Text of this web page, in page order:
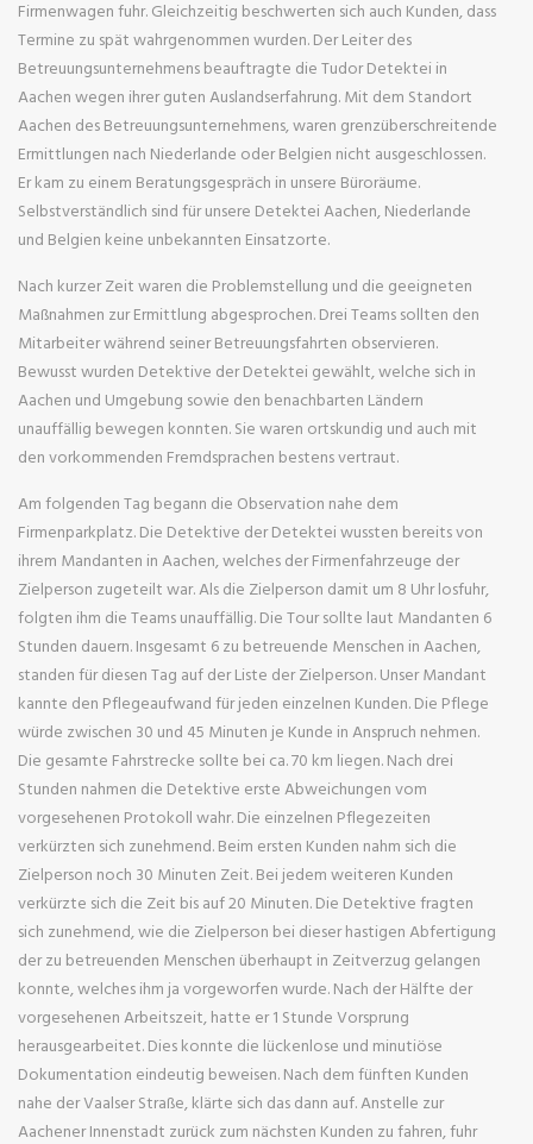
Firmenwagen fuhr. Gleichzeitig beschwerten sich auch Kunden, dass
Termine zu spät wahrgenommen wurden. Der Leiter des
Betreuungsunternehmens beauftragte die Tudor Detektei in
Aachen wegen ihrer guten Auslandserfahrung. Mit dem Standort
Aachen des Betreuungsunternehmens, waren grenzüberschreitende
Ermittlungen nach Niederlande oder Belgien nicht ausgeschlossen.
Er kam zu einem Beratungsgespräch in unsere Büroräume.
Selbstverständlich sind für unsere Detektei Aachen, Niederlande
und Belgien keine unbekannten Einsatzorte.
Nach kurzer Zeit waren die Problemstellung und die geeigneten
Maßnahmen zur Ermittlung abgesprochen. Drei Teams sollten den
Mitarbeiter während seiner Betreuungsfahrten observieren.
Bewusst wurden Detektive der Detektei gewählt, welche sich in
Aachen und Umgebung sowie den benachbarten Ländern
unauffällig bewegen konnten. Sie waren ortskundig und auch mit
den vorkommenden Fremdsprachen bestens vertraut.
Am folgenden Tag begann die Observation nahe dem
Firmenparkplatz. Die Detektive der Detektei wussten bereits von
ihrem Mandanten in Aachen, welches der Firmenfahrzeuge der
Zielperson zugeteilt war. Als die Zielperson damit um 8 Uhr losfuhr,
folgten ihm die Teams unauffällig. Die Tour sollte laut Mandanten 6
Stunden dauern. Insgesamt 6 zu betreuende Menschen in Aachen,
standen für diesen Tag auf der Liste der Zielperson. Unser Mandant
kannte den Pflegeaufwand für jeden einzelnen Kunden. Die Pflege
würde zwischen 30 und 45 Minuten je Kunde in Anspruch nehmen.
Die gesamte Fahrstrecke sollte bei ca. 70 km liegen. Nach drei
Stunden nahmen die Detektive erste Abweichungen vom
vorgesehenen Protokoll wahr. Die einzelnen Pflegezeiten
verkürzten sich zunehmend. Beim ersten Kunden nahm sich die
Zielperson noch 30 Minuten Zeit. Bei jedem weiteren Kunden
verkürzte sich die Zeit bis auf 20 Minuten. Die Detektive fragten
sich zunehmend, wie die Zielperson bei dieser hastigen Abfertigung
der zu betreuenden Menschen überhaupt in Zeitverzug gelangen
konnte, welches ihm ja vorgeworfen wurde. Nach der Hälfte der
vorgesehenen Arbeitszeit, hatte er 1 Stunde Vorsprung
herausgearbeitet. Dies konnte die lückenlose und minutiöse
Dokumentation eindeutig beweisen. Nach dem fünften Kunden
nahe der Vaalser Straße, klärte sich das dann auf. Anstelle zur
Aachener Innenstadt zurück zum nächsten Kunden zu fahren, fuhr